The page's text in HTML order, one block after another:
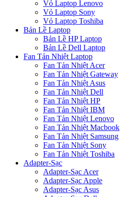
Vỏ Laptop Lenovo
Vỏ Laptop Sony
Vỏ Laptop Toshiba
Bản Lề Laptop
Bản Lề HP Laptop
Bản Lề Dell Laptop
Fan Tản Nhiệt Laptop
Fan Tản Nhiệt Acer
Fan Tản Nhiệt Gateway
Fan Tản Nhiệt Asus
Fan Tản Nhiệt Dell
Fan Tản Nhiệt HP
Fan Tản Nhiệt IBM
Fan Tản Nhiệt Lenovo
Fan Tản Nhiệt Macbook
Fan Tản Nhiệt Samsung
Fan Tản Nhiệt Sony
Fan Tản Nhiệt Toshiba
Adapter-Sạc
Adapter-Sạc Acer
Adapter-Sạc Apple
Adapter-Sạc Asus